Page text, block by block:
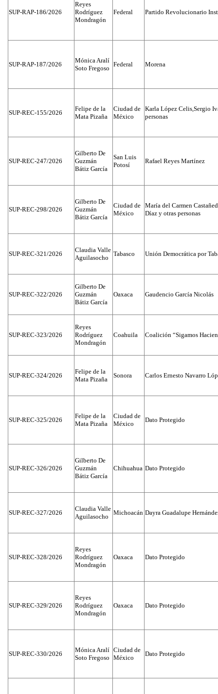
SUP-RAP-186/2026
Reyes
Rodríguez
Mondragón
Federal Partido Revolucionario
SUP-RAP-187/2026
Mónica Aralí
Soto Fregoso
Federal Morena
SUP-REC-155/2026
Felipe de la
Mata Pizaña
Ciudad de
México
Karla López Celis,Sergio
personas
SUP-REC-247/2026
Gilberto De
Guzmán
Bátiz García
San Luis
Potosí
Rafael Reyes Martínez
SUP-REC-298/2026
Gilberto De
Guzmán
Bátiz García
Ciudad de
México
María del Carmen
Díaz y otras personas
SUP-REC-321/2026
Claudia Valle
Aguilasocho
Tabasco Unión Democrática por
SUP-REC-322/2026
Gilberto De
Guzmán
Bátiz García
Oaxaca Gaudencio García Nicolás
SUP-REC-323/2026
Reyes
Rodríguez
Mondragón
Coahuila Coalición “Sigamos
SUP-REC-324/2026
Felipe de la
Mata Pizaña
Sonora Carlos Ernesto Navarro
SUP-REC-325/2026
Felipe de la
Mata Pizaña
Ciudad de
México
Dato Protegido
SUP-REC-326/2026
Gilberto De
Guzmán
Bátiz García
Chihuahua Dato Protegido
SUP-REC-327/2026
Claudia Valle
Aguilasocho
Michoacán Dayra Guadalupe
SUP-REC-328/2026
Reyes
Rodríguez
Mondragón
Oaxaca Dato Protegido
SUP-REC-329/2026
Reyes
Rodríguez
Mondragón
Oaxaca Dato Protegido
SUP-REC-330/2026
Mónica Aralí
Soto Fregoso
Ciudad de
México
Dato Protegido